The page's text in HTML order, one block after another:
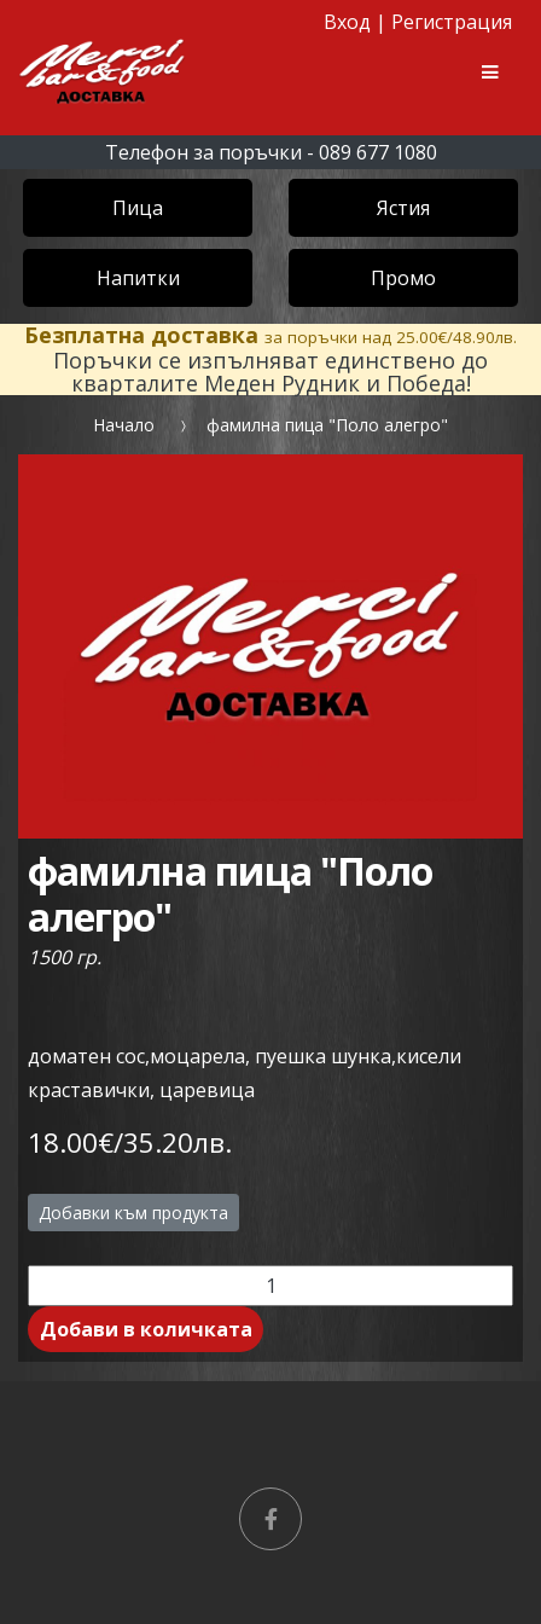
Вход | Регистрация
Skip to navigation
Skip to content
Телефон за поръчки - 089 677 1080
Пица Ястия
Напитки Промо
Безплатна доставка за поръчки над 25.00€/48.90лв.
Поръчки се изпълняват единствено до
кварталите Меден Рудник и Победа!
Начало фамилна пица "Поло алегро"
фамилна пица "Поло
алегро"
1500 гр.
доматен сос,моцарела, пуешка шунка,кисели
краставички, царевица
18.00€/35.20лв.
Добавки към продукта
Добави в количката